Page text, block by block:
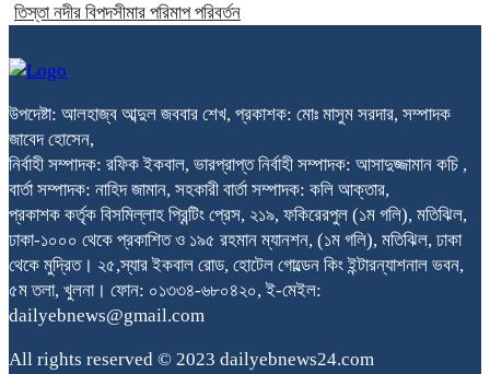
তিস্তা নদীর বিপদসীমার পরিমাপ পরিবর্তন
উপদেষ্টা: আলহাজ্ব আব্দুল জববার শেখ, প্রকাশক: মোঃ মাসুম সরদার, সম্পাদক
জাবেদ হোসেন,
নির্বাহী সম্পাদক: রফিক ইকবাল, ভারপ্রাপ্ত নির্বাহী সম্পাদক: আসাদুজ্জামান কচি ,
বার্তা সম্পাদক: নাহিদ জামান, সহকারী বার্তা সম্পাদক: কলি আক্তার,
প্রকাশক কর্তৃক বিসমিল্লাহ প্রিন্টিং প্রেস, ২১৯, ফকিরেরপুল (১ম গলি), মতিঝিল,
ঢাকা-১০০০ থেকে প্রকাশিত ও ১৯৫ রহমান ম্যানশন, (১ম গলি), মতিঝিল, ঢাকা
থেকে মুদ্রিত। ২৫,স্যার ইকবাল রোড, হোটেল গোল্ডেন কিং ইন্টারন্যাশনাল ভবন,
৫ম তলা, খুলনা। ফোন: ০১৩৩৪-৬৮০৪২০, ই-মেইল:
dailyebnews@gmail.com
All rights reserved © 2023 dailyebnews24.com